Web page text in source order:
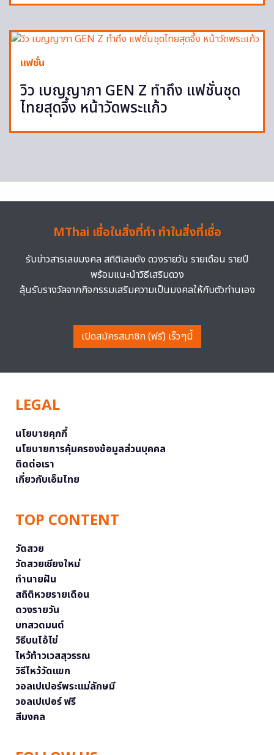
แฟชั่น
วิว เบญญาภา GEN Z ทำถึง แฟชั่นชุด
ไทยสุดจึ้ง หน้าวัดพระแก้ว
MThai เชื่อในสิ่งที่ทำ ทำในสิ่งที่เชื่อ
รับข่าวสารเลขมงคล สถิติเลขดัง ดวงรายวัน รายเดือน รายปี
พร้อมแนะนำวิธีเสริมดวง
ลุ้นรับรางวัลจากกิจกรรมเสริมความเป็นมงคลให้กับตัวท่านเอง
เปิดสมัครสมาชิก (ฟรี) เร็วๆนี้
LEGAL
นโยบายคุกกี้
นโยบายการคุ้มครองข้อมูลส่วนบุคคล
ติดต่อเรา
เกี่ยวกับเอ็มไทย
TOP CONTENT
วัดสวย
วัดสวยเชียงใหม่
ทำนายฝัน
สถิติหวยรายเดือน
ดวงรายวัน
บทสวดมนต์
วิธีบนไอ้ไข่
ไหว้ท้าวเวสสุวรรณ
วิธีไหว้วัดแขก
วอลเปเปอร์พระแม่ลักษมี
วอลเปเปอร์ ฟรี
สีมงคล